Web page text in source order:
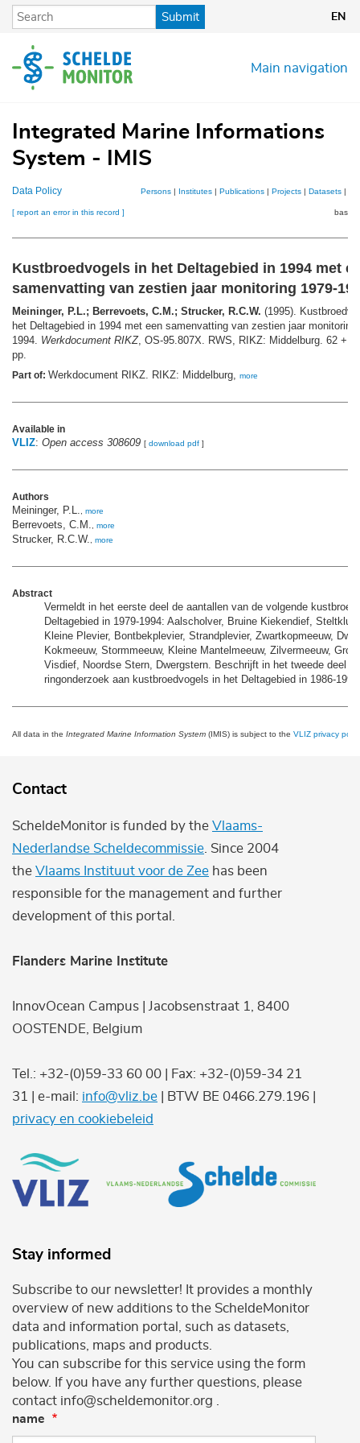
Skip
content
Submit EN
Main navigation
Integrated Marine Informations
System - IMIS
Data Policy Persons | Institutes | Publications | Projects | Datasets |
[ report an error in this record ]
Kustbroedvogels in het Deltagebied in 1994 met
samenvatting van zestien jaar monitoring 1979-
Meininger, P.L.; Berrevoets, C.M.; Strucker, R.C.W. (1995).
het Deltagebied in 1994 met een samenvatting van zestien jaar monitoring
1994. Werkdocument RIKZ, OS-95.807X. RWS, RIKZ: Middelburg. 62 +
pp.
Part of: Werkdocument RIKZ. RIKZ: Middelburg, more
Available in
VLIZ: Open access 308609 [ download pdf ]
Authors
Meininger, P.L., more
Berrevoets, C.M., more
Strucker, R.C.W., more
Abstract
Vermeldt in het eerste deel de aantallen van de volgende
Deltagebied in 1979-1994: Aalscholver, Bruine Kiekendief,
Kleine Plevier, Bontbekplevier, Strandplevier, Zwartkopmeeuw,
Kokmeeuw, Stormmeeuw, Kleine Mantelmeeuw, Zilvermeeuw,
Visdief, Noordse Stern, Dwergstern. Beschrijft in het tweede deel
ringonderzoek aan kustbroedvogels in het Deltagebied in 1986-
All data in the Integrated Marine Information System (IMIS) is subject to the VLIZ privacy
Contact
ScheldeMonitor is funded by the Vlaams-
Nederlandse Scheldecommissie . Since 2004
the Vlaams Instituut voor de Zee has been
responsible for the management and further
development of this portal.
Flanders Marine Institute
InnovOcean Campus | Jacobsenstraat 1, 8400
OOSTENDE, Belgium
Tel.: +32-(0)59-33 60 00 | Fax: +32-(0)59-34 21
31 | e-mail: info@vliz.be | BTW BE 0466.279.196 |
privacy en cookiebeleid
Stay informed
Subscribe to our newsletter! It provides a monthly
overview of new additions to the ScheldeMonitor
data and information portal, such as datasets,
publications, maps and products.
You can subscribe for this service using the form
below. If you have any further questions, please
contact info@scheldemonitor.org .
name